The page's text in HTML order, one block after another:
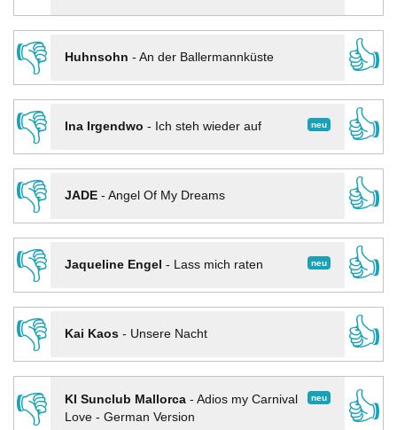
👎
Huhnsohn - An der Ballermannküste
👍
👎
neu
Ina Irgendwo - Ich steh wieder auf
👍
👎
JADE- Angel Of My Dreams
👍
👎
neu
Jaqueline Engel - Lass mich raten
👍
👎
Kai Kaos- Unsere Nacht
👍
👎
neu
KI Sunclub Mallorca- Adios my Carnival
Love - German Version
👍